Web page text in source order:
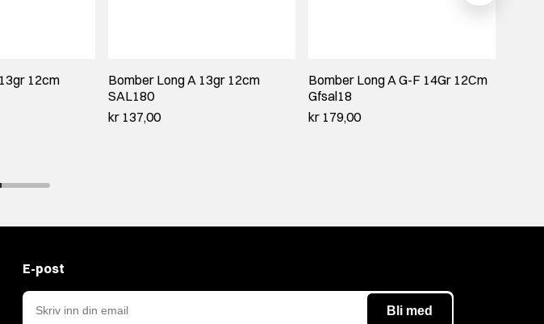
12cm
Bomber Long A 13gr 12cm
SAL180
kr 137,00
Bomber Long A G-F 14Gr 12Cm
Gfsal18
kr 179,00
E-post